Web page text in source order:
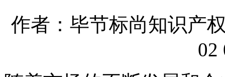
作者：毕节标尚知识产
02